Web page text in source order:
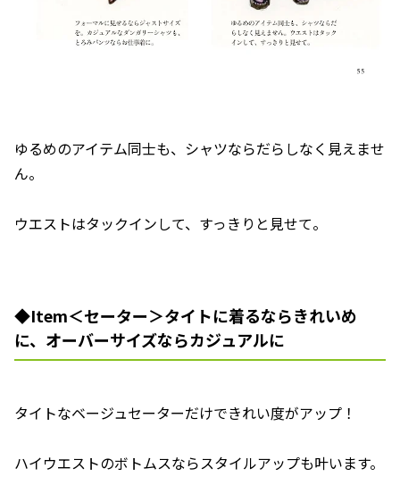
ゆるめのアイテム同士も、シャツならだらしなく見えませ
ん。
ウエストはタックインして、すっきりと見せて。
◆Item＜セーター＞タイトに着るならきれいめ
に、オーバーサイズならカジュアルに
タイトなベージュセーターだけできれい度がアップ！
ハイウエストのボトムスならスタイルアップも叶います。